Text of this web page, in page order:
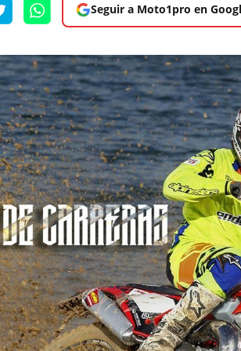
Seguir a Moto1pro en